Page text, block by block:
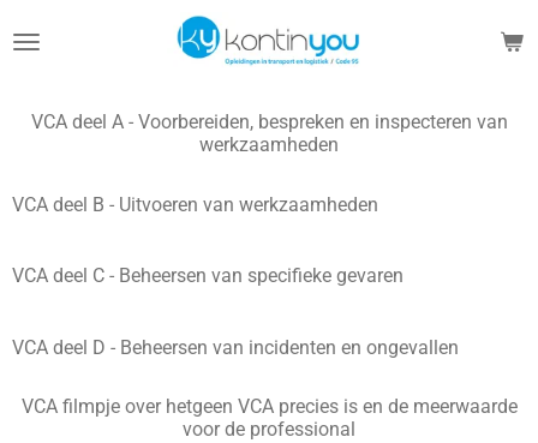
direct
deVCA deel A - Voorbereiden, bespreken en inspecteren van
werkzaamheden
VCA deel B - Uitvoeren van werkzaamheden
VCA deel C - Beheersen van specifieke gevaren
VCA deel D - Beheersen van incidenten en ongevallen
VCA filmpje over hetgeen VCA precies is en de meerwaarde
voor de professional